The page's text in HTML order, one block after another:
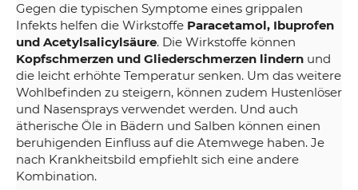
Gegen die typischen Symptome eines grippalen
Infekts helfen die Wirkstoffe Paracetamol, Ibuprofen
und Acetylsalicylsäure. Die Wirkstoffe können
Kopfschmerzen und Gliederschmerzen lindern und
die leicht erhöhte Temperatur senken. Um das weitere
Wohlbefinden zu steigern, können zudem Hustenlöser
und Nasensprays verwendet werden. Und auch
ätherische Öle in Bädern und Salben können einen
beruhigenden Einfluss auf die Atemwege haben. Je
nach Krankheitsbild empfiehlt sich eine andere
Kombination.